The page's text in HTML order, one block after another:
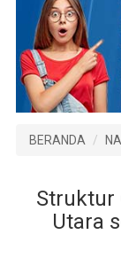
BERANDA
Struktur
Utara